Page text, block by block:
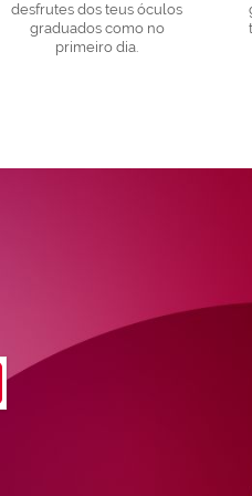
desfrutes dos teus óculos
graduados como no
primeiro dia.